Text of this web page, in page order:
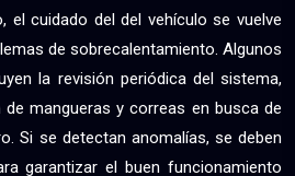
el cuidado del del vehículo se vuelve
de sobrecalentamiento. Algunos
la revisión periódica del sistema,
mangueras y correas en busca de
Si se detectan anomalías, se deben
garantizar el buen funcionamiento